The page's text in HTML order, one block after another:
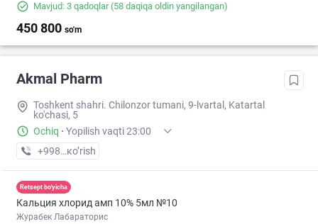
Mavjud: 3 qadoqlar(58 daqiqa oldin yangilangan)
450 800 so'm
Akmal Pharm
Toshkent shahri. Chilonzor tumani, 9-lvartal, Katartal
ko'chasi, 5
Ochiq · Yopilish vaqti 23:00
+998 (99) XXX-XX-XX
кo’rish
Retsept bo'yicha
Кальция хлорид амп 10% 5мл №10
Журабек Лабараторис